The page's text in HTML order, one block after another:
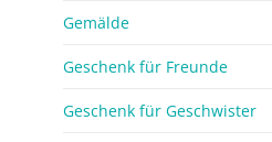
Gemälde
Geschenk für Freunde
Geschenk für Geschwister